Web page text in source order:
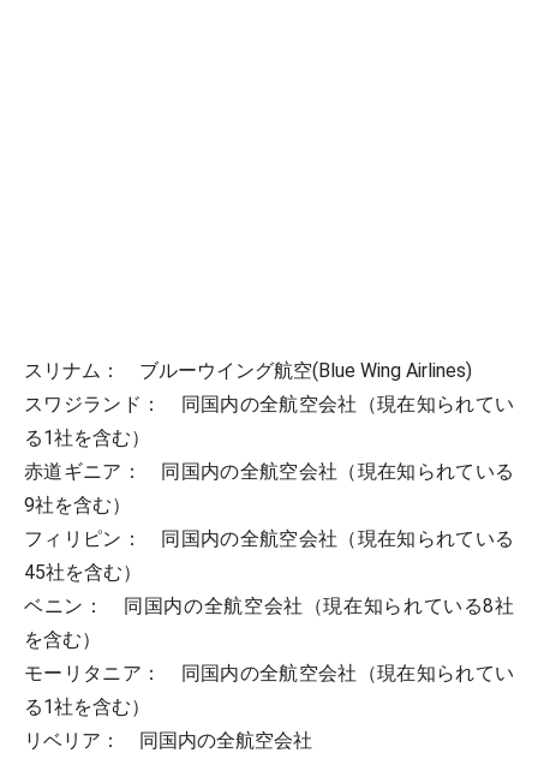
スリナム： ブルーウイング航空(Blue Wing Airlines)
スワジランド： 同国内の全航空会社（現在知られてい
る1社を含む）
赤道ギニア： 同国内の全航空会社（現在知られている
9社を含む）
フィリピン： 同国内の全航空会社（現在知られている
45社を含む）
ベニン： 同国内の全航空会社（現在知られている8社
を含む）
モーリタニア： 同国内の全航空会社（現在知られてい
る1社を含む）
リベリア： 同国内の全航空会社